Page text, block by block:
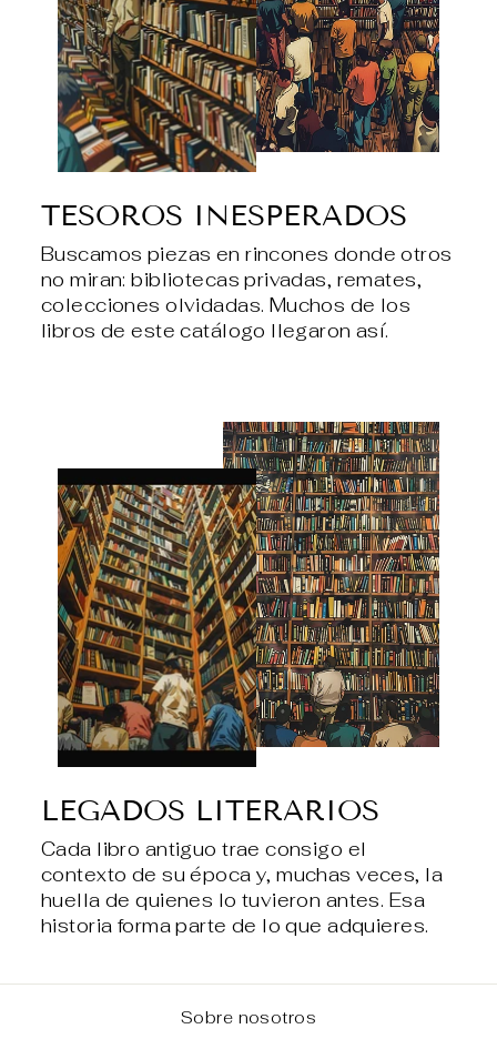
TESOROS INESPERADOS
Buscamos piezas en rincones donde otros
no miran: bibliotecas privadas, remates,
colecciones olvidadas. Muchos de los
libros de este catálogo llegaron así.
LEGADOS LITERARIOS
Cada libro antiguo trae consigo el
contexto de su época y, muchas veces, la
huella de quienes lo tuvieron antes. Esa
historia forma parte de lo que adquieres.
Sobre nosotros